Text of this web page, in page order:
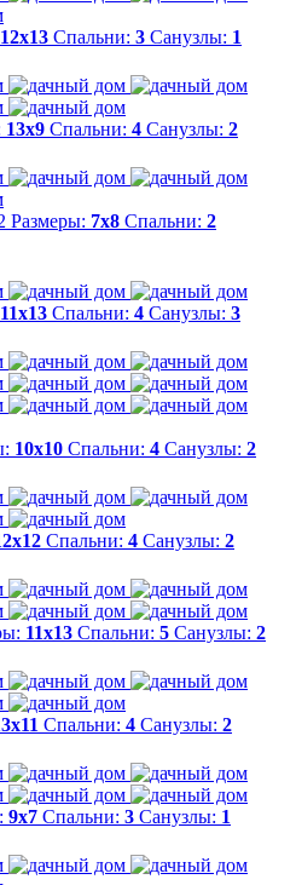
12х13 Спальни: 3 Санузлы: 1
13х9 Спальни: 4 Санузлы: 2
Размеры: 7х8 Спальни: 2
11x13 Спальни: 4 Санузлы: 3
10х10 Спальни: 4 Санузлы: 2
Спальни: 4 Санузлы: 2
11х13 Спальни: 5 Санузлы: 2
Спальни: 4 Санузлы: 2
9х7 Спальни: 3 Санузлы: 1